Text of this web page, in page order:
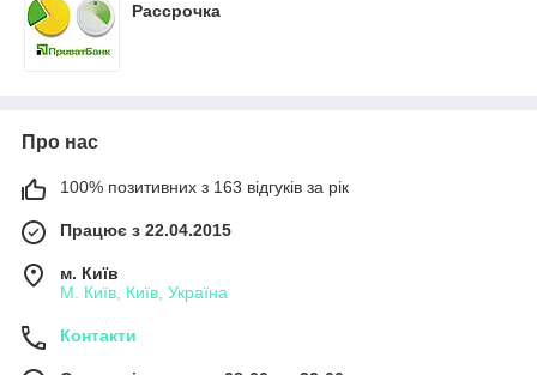
Рассрочка
Про нас
100% позитивних з 163 відгуків за рік
Працює з 22.04.2015
м. Київ
М. Київ, Київ, Україна
Контакти